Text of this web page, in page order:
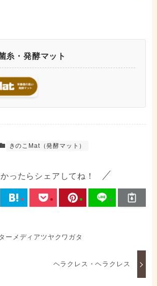
糸・発酵マット
きのこMat（発酵マット）
かったらシェアしてね！
ーメディアツヤクワガタ
ヘラクレス・ヘラクレス